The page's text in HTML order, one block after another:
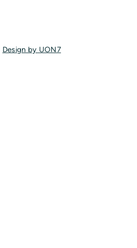
Design by UON7